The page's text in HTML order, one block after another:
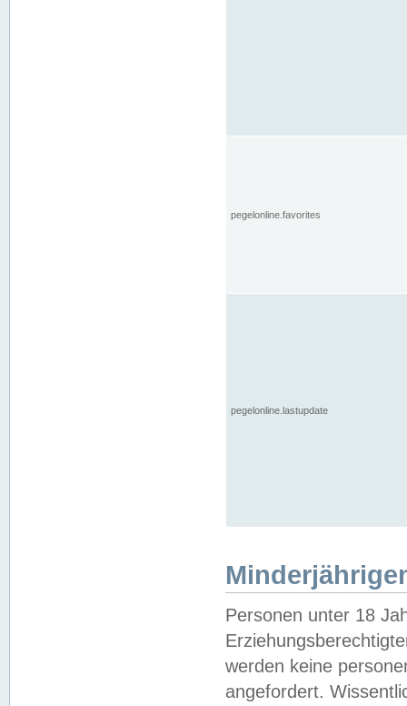
pegelonline.favorites
pegelonline.lastupdate
Personen unter 18
werden keine
angefordert.